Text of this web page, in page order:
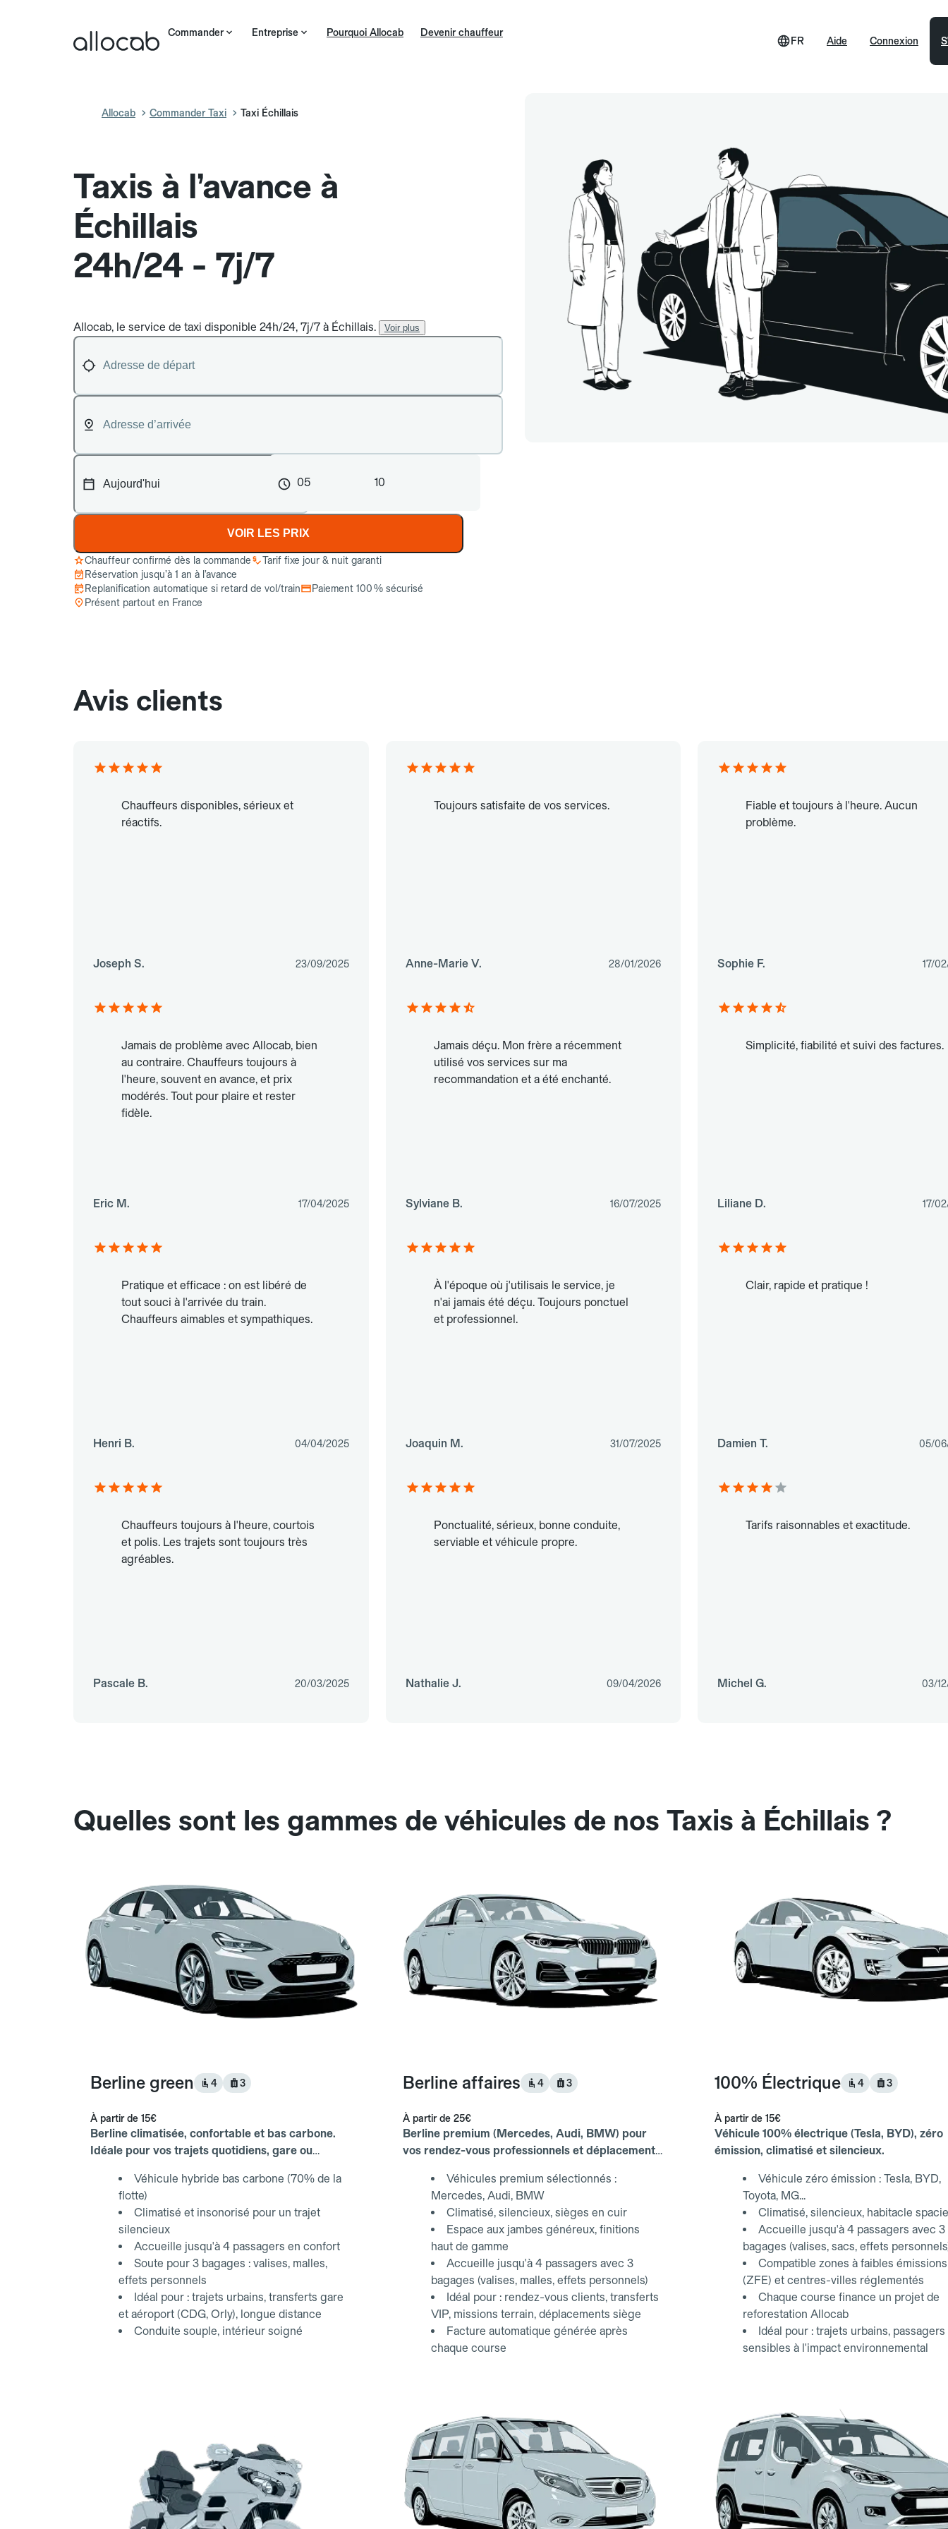
Commander Entreprise Pourquoi Allocab Devenir chauffeur
Aide
FR Connexion
Allocab Commander Taxi Taxi Échillais
Taxis à l’avance à
Échillais
24h/24 - 7j/7
Allocab, le service de taxi disponible 24h/24, 7j/7 à Échillais. Voir plus
05 10
VOIR LES PRIX
Chauffeur confirmé dès la commande
Tarif fixe jour & nuit garanti
Réservation jusqu’à 1 an à l’avance
Replanification automatique si retard de vol/train
Paiement 100 % sécurisé
Présent partout en France
Avis clients
Chauffeurs disponibles, sérieux et
réactifs.
Joseph S. 23/09/2025
Toujours satisfaite de vos services.
Anne-Marie V. 28/01/2026
Fiable et toujours à l'heure. Aucun
problème.
Sophie F. 17/
Jamais de problème avec Allocab, bien
au contraire. Chauffeurs toujours à
l'heure, souvent en avance, et prix
modérés. Tout pour plaire et rester
fidèle.
Eric M. 17/04/2025
Jamais déçu. Mon frère a récemment
utilisé vos services sur ma
recommandation et a été enchanté.
Sylviane B. 16/07/2025
Simplicité, fiabilité et suivi des factures.
Liliane D. 17/
Pratique et efficace : on est libéré de
tout souci à l'arrivée du train.
Chauffeurs aimables et sympathiques.
Henri B. 04/04/2025
À l'époque où j'utilisais le service, je
n'ai jamais été déçu. Toujours ponctuel
et professionnel.
Joaquin M. 31/07/2025
Clair, rapide et pratique !
Damien T. 05/
Chauffeurs toujours à l'heure, courtois
et polis. Les trajets sont toujours très
agréables.
Pascale B. 20/03/2025
Ponctualité, sérieux, bonne conduite,
serviable et véhicule propre.
Nathalie J. 09/04/2026
Tarifs raisonnables et exactitude.
Michel G. 03/
Quelles sont les gammes de véhicules de nos Taxis à Échillais ?
Berline green 4 3
À partir de 15€
Berline climatisée, confortable et bas carbone.
Idéale pour vos trajets quotidiens, gare ou
Véhicule hybride bas carbone (70% de la
flotte)
Climatisé et insonorisé pour un trajet
silencieux
Accueille jusqu'à 4 passagers en confort
Soute pour 3 bagages : valises, malles,
effets personnels
Idéal pour : trajets urbains, transferts gare
et aéroport (CDG, Orly), longue distance
Conduite souple, intérieur soigné
Berline affaires 4 3
À partir de 25€
Berline premium (Mercedes, Audi, BMW) pour
vos rendez-vous professionnels et déplacements
Véhicules premium sélectionnés :
Mercedes, Audi, BMW
Climatisé, silencieux, sièges en cuir
Espace aux jambes généreux, finitions
haut de gamme
Accueille jusqu'à 4 passagers avec 3
bagages (valises, malles, effets personnels)
Idéal pour : rendez-vous clients, transferts
VIP, missions terrain, déplacements siège
Facture automatique générée après
chaque course
100% Électrique 4 3
À partir de 15€
Véhicule 100% électrique (Tesla, BYD), zéro
émission, climatisé et silencieux.
Véhicule zéro émission : Tesla, BYD,
Toyota, MG...
Climatisé, silencieux, habitacle
Accueille jusqu'à 4 passagers avec 3
bagages (valises, sacs, effets
Compatible zones à faibles émissions
(ZFE) et centres-villes réglementés
Chaque course finance un projet de
reforestation Allocab
Idéal pour : trajets urbains, passagers
sensibles à l'impact environnemental